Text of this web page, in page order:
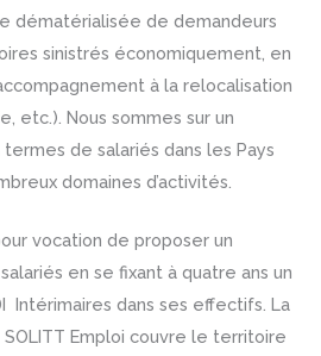
dématérialisée de demandeurs
sinistrés économiquement, en
à la relocalisation
etc.). Nous sommes sur un
de salariés dans les Pays
domaines d’activités.
vocation de proposer un
en se fixant à quatre ans un
Intérimaires dans ses effectifs. La
Emploi couvre le territoire